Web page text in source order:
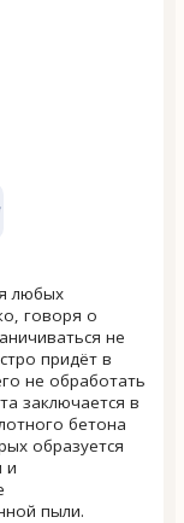
любых
говоря о
не
придёт в
не обработать
заключается в
бетона
образуется
и
пыли.